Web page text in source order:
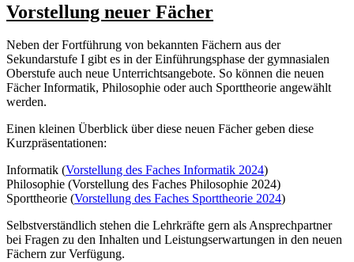
Vorstellung neuer Fächer
Neben der Fortführung von bekannten Fächern aus der
Sekundarstufe I gibt es in der Einführungsphase der gymnasialen
Oberstufe auch neue Unterrichtsangebote. So können die neuen
Fächer Informatik, Philosophie oder auch Sporttheorie angewählt
werden.
Einen kleinen Überblick über diese neuen Fächer geben diese
Kurzpräsentationen:
Informatik (Vorstellung des Faches Informatik 2024)
Philosophie (Vorstellung des Faches Philosophie 2024)
Sporttheorie (Vorstellung des Faches Sporttheorie 2024)
Selbstverständlich stehen die Lehrkräfte gern als Ansprechpartner
bei Fragen zu den Inhalten und Leistungserwartungen in den neuen
Fächern zur Verfügung.